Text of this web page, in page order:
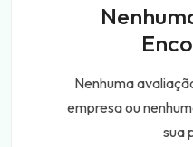
Nenhuma
empresa ou
sua